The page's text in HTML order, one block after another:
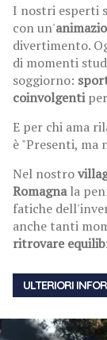
I nostri esperti
con un'
divertimento.
di momenti
soggiorno:
coinvolgenti
E per chi ama
è "Presenti, ma
Nel nostro
Romagnala
fatiche
anche tanti
ritrovare
ULTERIORI